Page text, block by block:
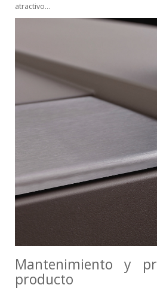
atractivo…
Mantenimiento y
producto